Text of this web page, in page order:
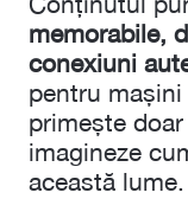
memorabile,
conexiuni
pentru
primește
imagineze
această lume.